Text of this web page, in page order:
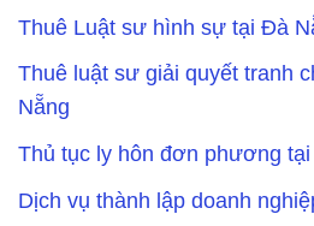
Thuê Luật sư hình sự tại Đà
Thuê luật sư giải quyết tranh
Nẵng
Thủ tục ly hôn đơn phương
Dịch vụ thành lập doanh